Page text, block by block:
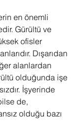
en önemli
Gürültü ve
ofisler
Dışarıdan
alanlardan
olduğunda işe
İşyerinde
de,
olduğu bazı